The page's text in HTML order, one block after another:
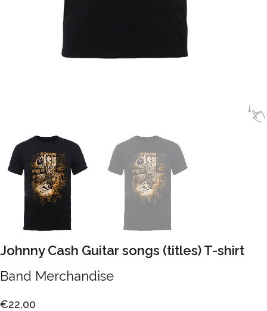
Johnny Cash Guitar songs (titles) T-shirt
Band Merchandise
€22,00